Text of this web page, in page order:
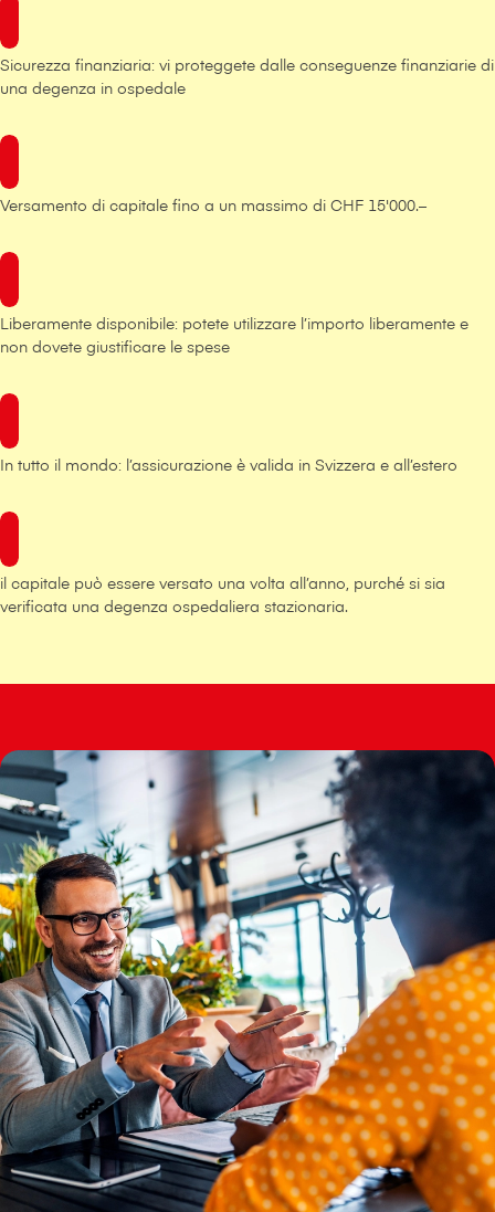
Sicurezza finanziaria: vi proteggete dalle conseguenze finanziarie di
una degenza in ospedale
Versamento di capitale fino a un massimo di CHF 15'000.–
Liberamente disponibile: potete utilizzare l’importo liberamente e
non dovete giustificare le spese
In tutto il mondo: l’assicurazione è valida in Svizzera e all’estero
il capitale può essere versato una volta all’anno, purché si sia
verificata una degenza ospedaliera stazionaria.